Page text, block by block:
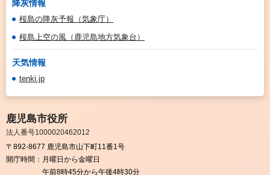
降灰情報
桜島の降灰予報（気象庁）
桜島上空の風（鹿児島地方気象台）
天気情報
tenki.jp
鹿児島市役所
法人番号1000020462012
〒892-8677 鹿児島市山下町11番1号
開庁時間： 月曜日から金曜日
午前8時45分から午後4時30分